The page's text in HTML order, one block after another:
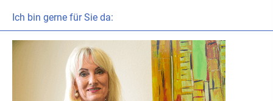
Ich bin gerne für Sie da: